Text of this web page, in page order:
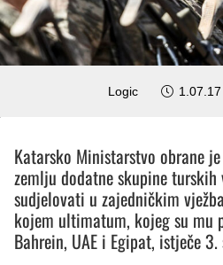
Logic 1.07.17
Katarsko Ministarstvo obrane
zemlju dodatne skupine
sudjelovati u zajedničkim
kojem ultimatum, kojeg su mu
Bahrein, UAE i Egipat, istječe